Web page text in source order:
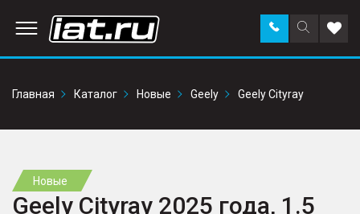
Поиск
по
Заказать
звонок в
Главная
Каталог Новые Geely Geely Cityray
Новые
Geely Cityray 2025 года, 1.5